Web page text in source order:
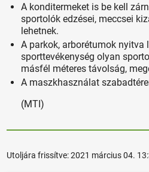
A konditermeket is be kell
sportolók edzései, meccsei
lehetnek.
A parkok, arborétumok nyitva
sporttevékenység olyan
másfél méteres távolság,
A maszkhasználat
(MTI)
Utoljára frissítve:2021 március 04.